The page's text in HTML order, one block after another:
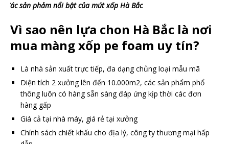
Các sản phảm nổi bật của mút xốp Hà Bắc
Vì sao nên lựa chon Hà Bắc là nơi
mua màng xốp pe foam uy tín?
Là nhà sản xuất trực tiếp, đa dạng chủng loại mẫu mã
Diện tích 2 xưởng lên đến 10.000m2, các sản phẩm phổ
thông luôn có hàng sẵn sàng đáp ứng kịp thời các đơn
hàng gấp
Giá cả tại nhà máy, giá rẻ tại xưởng
Chính sách chiết khấu cho địa lý, công ty thương mại hấp